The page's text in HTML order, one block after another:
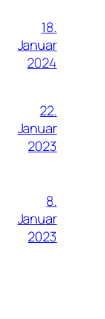
18.
Januar
2024
22.
Januar
2023
8.
Januar
2023